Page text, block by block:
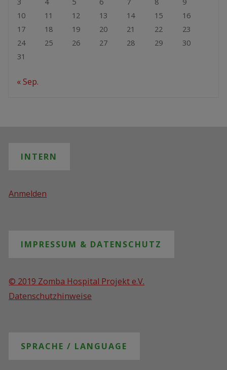
10
11 12 13 14 15
16
17
18 19 20 21 22
23
24
25 26 27 28 29
30
31
« Sep.
INTERN
Anmelden
IMPRESSUM & DATENSCHUTZ
© 2019 Zomba Hospital Projekt e.V.
Datenschutzhinweise
SPRACHE / LANGUAGE